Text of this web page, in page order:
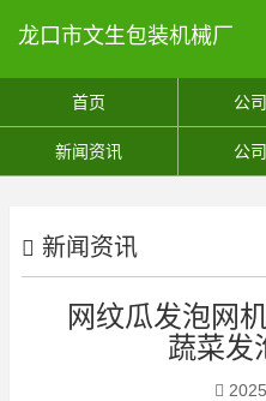
龙口市文生包装机械厂
首页 公
新闻资讯 公
新闻资讯
网纹瓜发泡网
蔬菜发